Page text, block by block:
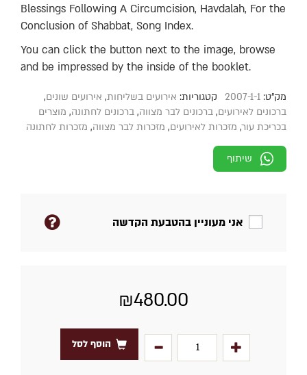
Blessings Following A Circumcision, Havdalah, For the
Conclusion of Shabbat, Song Index.
You can click the button next to the image, browse
and be impressed by the inside of the booklet.
מק"ט: 2007-1-1 קטגוריות: אירועים בשליחות, אירועים שונים,
ברכונים לאירועים, ברכונים לבר מצווה, ברכונים לחתונה, מוצרים
בכריכת עור, מזכרות לאירועים, מזכרות לבר מצווה, מזכרות לחתונה
שיתוף
אני מעוניין בהטבעת הקדשה
₪480.00
הוסף לסל